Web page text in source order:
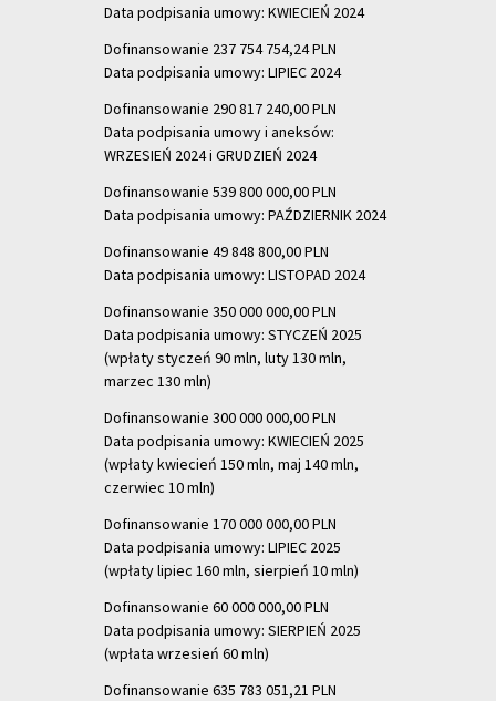
Data podpisania umowy: KWIECIEŃ 2024
Dofinansowanie 237 754 754,24 PLN
Data podpisania umowy: LIPIEC 2024
Dofinansowanie 290 817 240,00 PLN
Data podpisania umowy i aneksów:
WRZESIEŃ 2024 i GRUDZIEŃ 2024
Dofinansowanie 539 800 000,00 PLN
Data podpisania umowy: PAŹDZIERNIK 2024
Dofinansowanie 49 848 800,00 PLN
Data podpisania umowy: LISTOPAD 2024
Dofinansowanie 350 000 000,00 PLN
Data podpisania umowy: STYCZEŃ 2025
(wpłaty styczeń 90 mln, luty 130 mln,
marzec 130 mln)
Dofinansowanie 300 000 000,00 PLN
Data podpisania umowy: KWIECIEŃ 2025
(wpłaty kwiecień 150 mln, maj 140 mln,
czerwiec 10 mln)
Dofinansowanie 170 000 000,00 PLN
Data podpisania umowy: LIPIEC 2025
(wpłaty lipiec 160 mln, sierpień 10 mln)
Dofinansowanie 60 000 000,00 PLN
Data podpisania umowy: SIERPIEŃ 2025
(wpłata wrzesień 60 mln)
Dofinansowanie 635 783 051,21 PLN